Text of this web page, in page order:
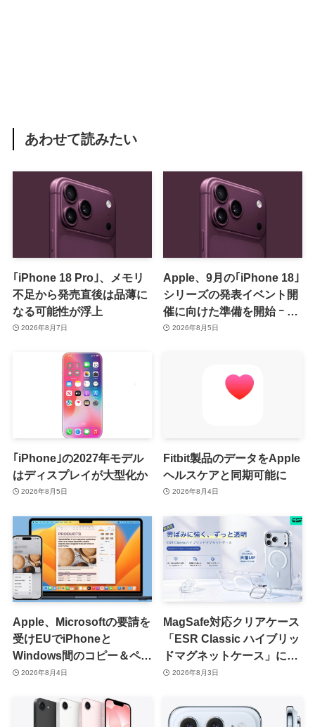
あわせて読みたい
｢iPhone 18 Pro｣、メモリ
不足から発売直後は品薄に
なる可能性が浮上
2026年8月7日
Apple、9月の｢iPhone 18｣
シリーズの発表イベント開
催に向けた準備を開始 ｰ 9
月8日か9月9日に開催見込
2026年8月5日
｢iPhone｣の2027年モデル
はディスプレイが大型化か
2026年8月5日
Fitbit製品のデータをApple
ヘルスケアと同期可能に
2026年8月4日
Apple、Microsoftの要請を
受けEUでiPhoneと
Windows間のコピー＆ペー
スト機能を提供へ
2026年8月4日
MagSafe対応クリアケース
「ESR Classic ハイブリッ
ドマグネットケース」に黄
ばみへの耐久性を向上させ
2026年8月3日